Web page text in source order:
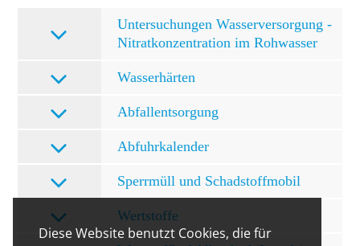
Diese Website benutzt Cookies, die für
Untersuchungen Wasserversorgung -
Nitratkonzentration im Rohwasser
Wasserhärten
Abfallentsorgung
Abfuhrkalender
Sperrmüll und Schadstoffmobil
Wertstoffe